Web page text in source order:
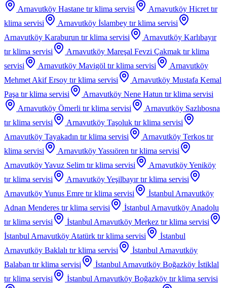
Arnavutköy Hastane tır klima servisi Arnavutköy Hicret tır
klima servisi
Arnavutköy İslambey tır klima servisi
Arnavutköy Karaburun tır klima servisi
Arnavutköy Karlıbayır
tır klima servisi
Arnavutköy Mareşal Fevzi Çakmak tır klima
servisi
Arnavutköy Mavigöl tır klima servisi
Arnavutköy
Mehmet Akif Ersoy tır klima servisi
Arnavutköy Mustafa Kemal
Paşa tır klima servisi Arnavutköy Nene Hatun tır klima servisi
Arnavutköy Ömerli tır klima servisi
Arnavutköy Sazlıbosna
tır klima servisi
Arnavutköy Taşoluk tır klima servisi
Arnavutköy Tayakadın tır klima servisi Arnavutköy Terkos tır
klima servisi
Arnavutköy Yassıören tır klima servisi
Arnavutköy Yavuz Selim tır klima servisi
Arnavutköy Yeniköy
tır klima servisi
Arnavutköy Yeşilbayır tır klima servisi
Arnavutköy Yunus Emre tır klima servisi
İstanbul Arnavutköy
Adnan Menderes tır klima servisi
İstanbul Arnavutköy Anadolu
tır klima servisi
İstanbul Arnavutköy Merkez tır klima servisi
İstanbul Arnavutköy Atatürk tır klima servisi
İstanbul
Arnavutköy Baklalı tır klima servisi
İstanbul Arnavutköy
Balaban tır klima servisi
İstanbul Arnavutköy Boğazköy İstiklal
tır klima servisi
İstanbul Arnavutköy Boğazköy tır klima servisi